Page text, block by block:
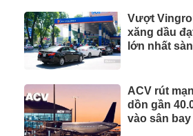
Vượt
xăng dầu
lớn nhất
ACV rút
dồn gần
vào sân